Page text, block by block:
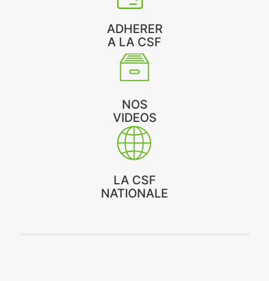
ADHERER
A LA CSF
NOS
VIDEOS
LA CSF
NATIONALE